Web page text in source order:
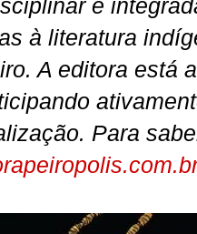
e
à literatura
A editora está
Para